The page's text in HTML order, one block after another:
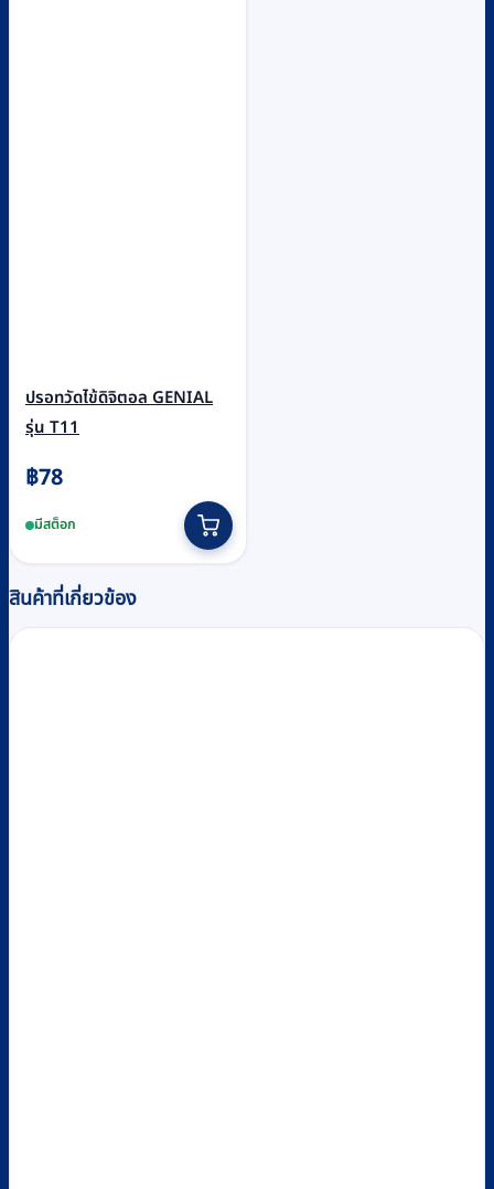
ปรอทวัดไข้ดิจิตอล GENIAL
รุ่น T11
฿78
มีสต็อก
สินค้าที่เกี่ยวข้อง